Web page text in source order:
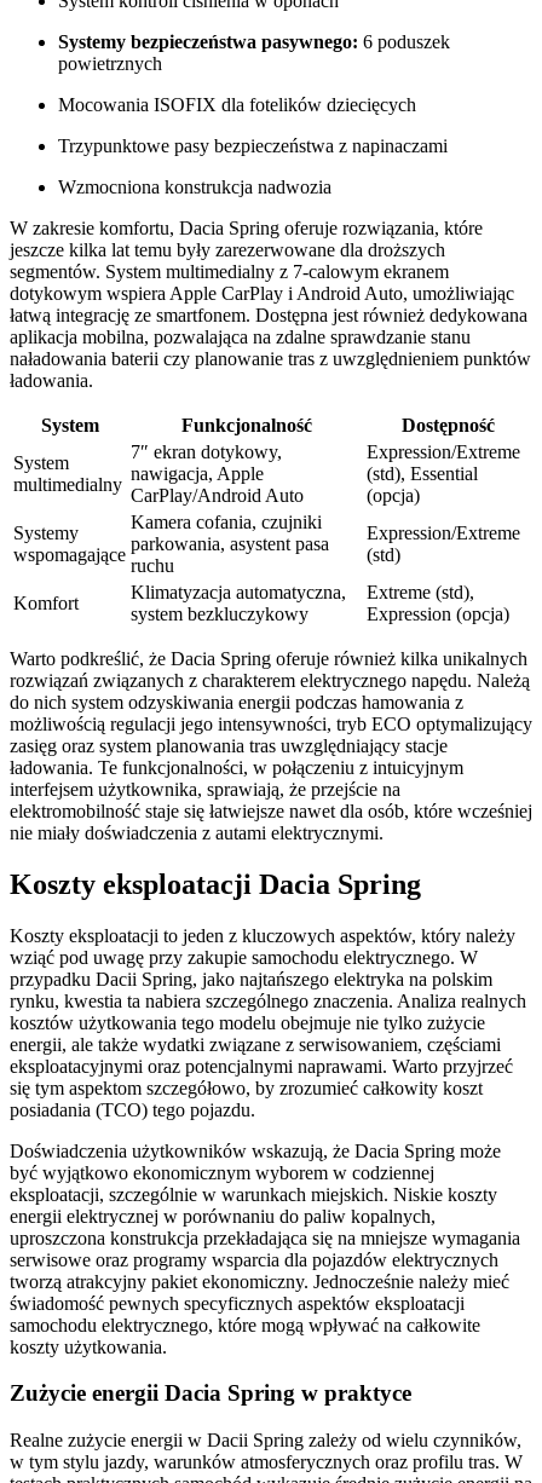
Systemy bezpieczeństwa pasywnego: 6 poduszek
powietrznych
Mocowania ISOFIX dla fotelików dziecięcych
Trzypunktowe pasy bezpieczeństwa z napinaczami
Wzmocniona konstrukcja nadwozia
W zakresie komfortu, Dacia Spring oferuje rozwiązania, które
jeszcze kilka lat temu były zarezerwowane dla droższych
segmentów. System multimedialny z 7-calowym ekranem
dotykowym wspiera Apple CarPlay i Android Auto, umożliwiając
łatwą integrację ze smartfonem. Dostępna jest również dedykowana
aplikacja mobilna, pozwalająca na zdalne sprawdzanie stanu
naładowania baterii czy planowanie tras z uwzględnieniem punktów
ładowania.
System Funkcjonalność
Dostępność
System
multimedialny
7″ ekran dotykowy,
nawigacja, Apple
CarPlay/Android Auto
Expression/Extreme
(std), Essential
(opcja)
Systemy
wspomagające
Kamera cofania, czujniki
parkowania, asystent pasa
ruchu
Expression/Extreme
(std)
Komfort
Klimatyzacja automatyczna,
system bezkluczykowy
Extreme (std),
Expression (opcja)
Warto podkreślić, że Dacia Spring oferuje również kilka unikalnych
rozwiązań związanych z charakterem elektrycznego napędu. Należą
do nich system odzyskiwania energii podczas hamowania z
możliwością regulacji jego intensywności, tryb ECO optymalizujący
zasięg oraz system planowania tras uwzględniający stacje
ładowania. Te funkcjonalności, w połączeniu z intuicyjnym
interfejsem użytkownika, sprawiają, że przejście na
elektromobilność staje się łatwiejsze nawet dla osób, które wcześniej
nie miały doświadczenia z autami elektrycznymi.
Koszty eksploatacji Dacia Spring
Koszty eksploatacji to jeden z kluczowych aspektów, który należy
wziąć pod uwagę przy zakupie samochodu elektrycznego. W
przypadku Dacii Spring, jako najtańszego elektryka na polskim
rynku, kwestia ta nabiera szczególnego znaczenia. Analiza realnych
kosztów użytkowania tego modelu obejmuje nie tylko zużycie
energii, ale także wydatki związane z serwisowaniem, częściami
eksploatacyjnymi oraz potencjalnymi naprawami. Warto przyjrzeć
się tym aspektom szczegółowo, by zrozumieć całkowity koszt
posiadania (TCO) tego pojazdu.
Doświadczenia użytkowników wskazują, że Dacia Spring może
być wyjątkowo ekonomicznym wyborem w codziennej
eksploatacji, szczególnie w warunkach miejskich. Niskie koszty
energii elektrycznej w porównaniu do paliw kopalnych,
uproszczona konstrukcja przekładająca się na mniejsze wymagania
serwisowe oraz programy wsparcia dla pojazdów elektrycznych
tworzą atrakcyjny pakiet ekonomiczny. Jednocześnie należy mieć
świadomość pewnych specyficznych aspektów eksploatacji
samochodu elektrycznego, które mogą wpływać na całkowite
koszty użytkowania.
Zużycie energii Dacia Spring w praktyce
Realne zużycie energii w Dacii Spring zależy od wielu czynników,
w tym stylu jazdy, warunków atmosferycznych oraz profilu tras. W